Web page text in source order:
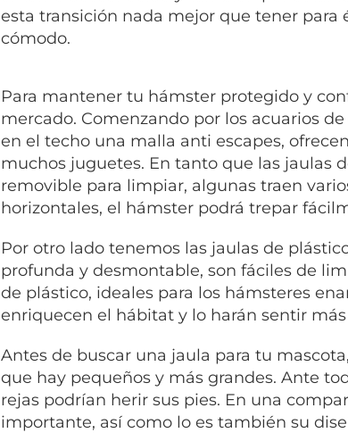
esta transición nada mejor que tener
cómodo.
Para mantener tu hámster protegido y
mercado. Comenzando por los acuarios
en el techo una malla anti escapes,
muchos juguetes. En tanto que las jaulas
removible para limpiar, algunas traen
horizontales, el hámster podrá trepar
Por otro lado tenemos las jaulas de
profunda y desmontable, son fáciles de
de plástico, ideales para los hámsteres
enriquecen el hábitat y lo harán sentir
Antes de buscar una jaula para tu
que hay pequeños y más grandes. Ante
rejas podrían herir sus pies. En una
importante, así como lo es también su